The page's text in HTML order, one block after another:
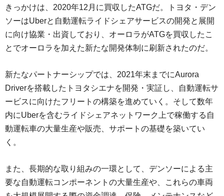
きっかけは、2020年12月に買収したATGだ。トヨタ・デン
ソーはUberと自動運転ライドシェアサービスの開発と展開
に向け協業・出資しており、オーロラがATGを買収したこ
とでオーロラを加えた新たな開発体制に刷新されたのだ。
新たなパートナーシップでは、2021年末までにAurora
Driverを搭載したトヨタシエナを開発・実証し、自動運転サ
ービスに向けたフリートの構築を進めていく。そして数年
内にUberを含むライドシェアネットワーク上で稼働する自
動運転車の大量生産や販売、サポートの基礎を築いてい
く。
また、長期的な取り組みの一環として、デンソーによる主
要な自動運転コンポーネントの大量生産や、これらの車両